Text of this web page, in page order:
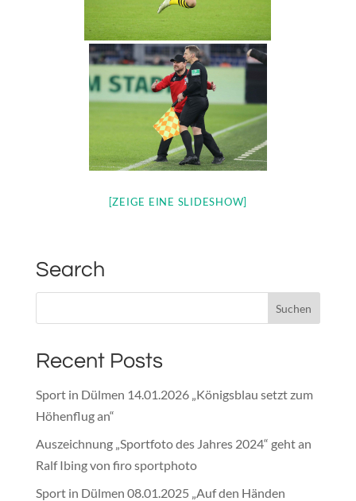
[ZEIGE EINE SLIDESHOW]
Search
Recent Posts
Sport in Dülmen 14.01.2026 „Königsblau setzt zum
Höhenflug an“
Auszeichnung „Sportfoto des Jahres 2024“ geht an
Ralf Ibing von firo sportphoto
Sport in Dülmen 08.01.2025 „Auf den Händen